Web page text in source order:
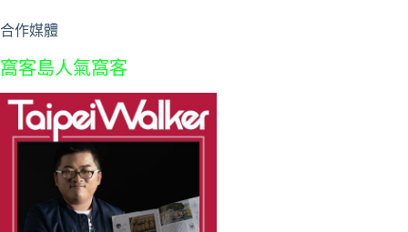
合作媒體
窩客島人氣窩客